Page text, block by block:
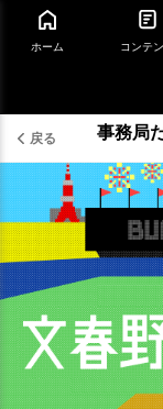
ホーム コンテ
戻る 事務局